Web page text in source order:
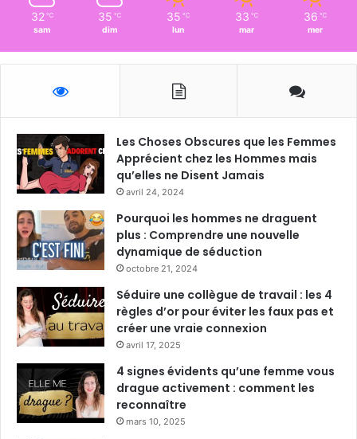
32 ℃
sam
35 ℃
dim
35 ℃
lun
33 ℃
mar
36 ℃
mer
Les Choses Obscures que les Femmes
Apprécient chez les Hommes mais
qu’elles ne Disent Jamais
avril 24, 2024
Pourquoi les hommes ne draguent
plus : Comprendre une nouvelle
dynamique de séduction
octobre 21, 2024
Séduire une collègue de travail : les 4
règles d’or pour éviter les faux pas et
créer une vraie connexion
avril 17, 2025
4 signes évidents qu’une femme vous
drague activement : comment les
reconnaître
mars 10, 2025